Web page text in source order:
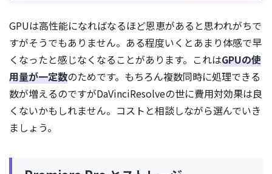
GPUは高性能になればなるほど恩恵があると思われがちで
すがそうでもありません。ある程度いくとあまり体感で早
くなったと感じなくなることがあります。これはGPUの使
用量が一定数のためです。もちろん複数同時に処理できる
数が増えるのですがDaVinciResolveの世に費用対効果は良
くないかもしれません。コストと相談しながら選んでいき
ましょう。